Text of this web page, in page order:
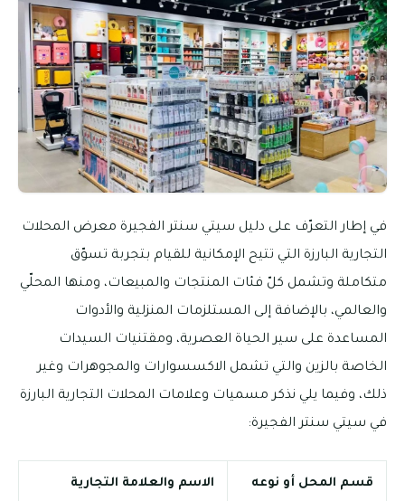
في إطار التعرّف على دليل سيتي سنتر الفجيرة معرض المحلات
التجارية البارزة التي تتيح الإمكانية للقيام بتجربة تسوّق
متكاملة وتشمل كلّ فئات المنتجات والمبيعات، ومنها المحلّي
والعالمي، بالإضافة إلى المستلزمات المنزلية والأدوات
المساعدة على سير الحياة العصرية، ومقتنيات السيدات
الخاصة بالزين والتي تشمل الاكسسوارات والمجوهرات وغير
ذلك، وفيما يلي نذكر مسميات وعلامات المحلات التجارية البارزة
في سيتي سنتر الفجيرة:
قسم المحل أو نوعه الاسم والعلامة التجارية